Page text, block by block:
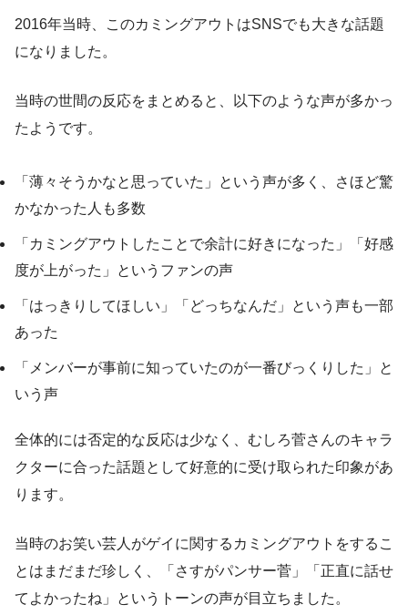
2016年当時、このカミングアウトはSNSでも大きな話題
になりました。
当時の世間の反応をまとめると、以下のような声が多かっ
たようです。
「薄々そうかなと思っていた」という声が多く、さほど驚
かなかった人も多数
「カミングアウトしたことで余計に好きになった」「好感
度が上がった」というファンの声
「はっきりしてほしい」「どっちなんだ」という声も一部
あった
「メンバーが事前に知っていたのが一番びっくりした」と
いう声
全体的には否定的な反応は少なく、むしろ菅さんのキャラ
クターに合った話題として好意的に受け取られた印象があ
ります。
当時のお笑い芸人がゲイに関するカミングアウトをするこ
とはまだまだ珍しく、「さすがパンサー菅」「正直に話せ
てよかったね」というトーンの声が目立ちました。